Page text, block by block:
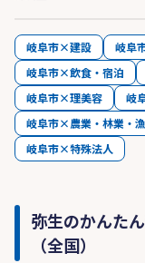
岐阜市×建設 岐阜
岐阜市×飲食・宿泊
岐阜市×理美容
岐
岐阜市×農業・林業・
岐阜市×特殊法人
弥生のかんた
（全国）